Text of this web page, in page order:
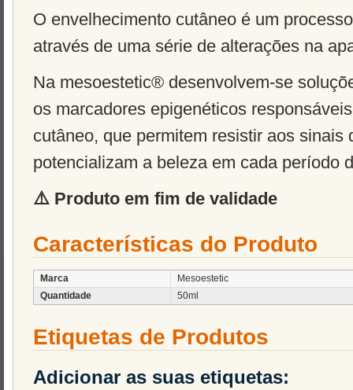
O envelhecimento cutâneo é um
através de uma série de alterações na
Na mesoestetic® desenvolvem-se
os marcadores epigenéticos
cutâneo, que permitem resistir aos sinais
potencializam a beleza em cada período
⚠️ Produto em fim de validade
Características do Produto
Marca
Mesoestetic
Quantidade
50ml
Etiquetas de Produtos
Adicionar as suas etiquetas: